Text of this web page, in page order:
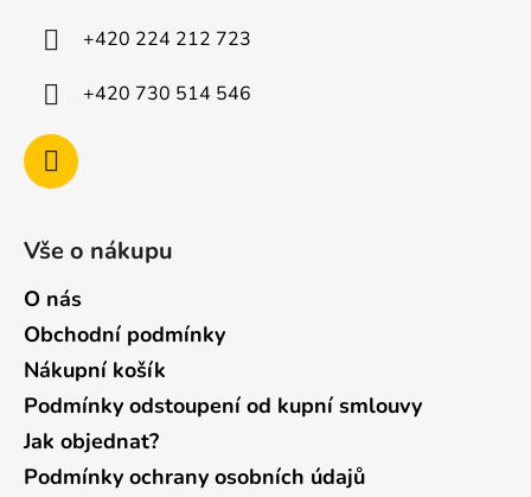
+420 224 212 723
+420 730 514 546
Vše o nákupu
O nás
Obchodní podmínky
Nákupní košík
Podmínky odstoupení od kupní smlouvy
Jak objednat?
Podmínky ochrany osobních údajů